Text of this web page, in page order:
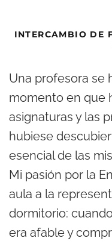
INTERCAMBIO DE
Una profesora se
momento en que
asignaturas y las
hubiese
esencial de las
Mi pasión por la
aula a la
dormitorio:
era afable y